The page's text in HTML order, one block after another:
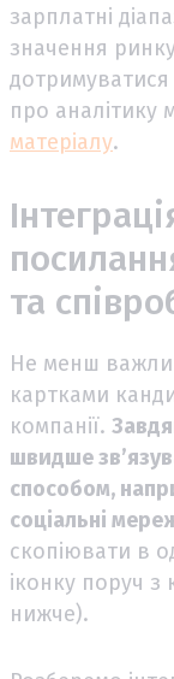
зарплатні
значення
дотримуватися
про аналітику
матеріалу.
та
Не менш
картками
компанії.
швидше
способом,
соціальні
скопіювати в
іконку поруч
нижче).